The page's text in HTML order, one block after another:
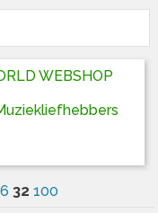
WEBSHOP
32 100